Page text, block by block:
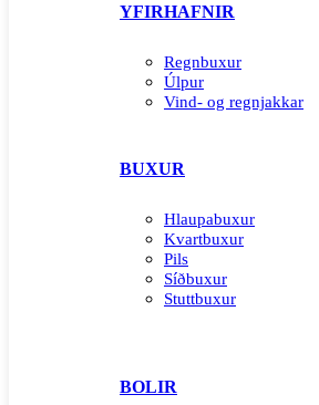
YFIRHAFNIR
Regnbuxur
Úlpur
Vind- og regnjakkar
BUXUR
Hlaupabuxur
Kvartbuxur
Pils
Síðbuxur
Stuttbuxur
BOLIR